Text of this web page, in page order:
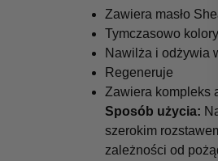
Zawiera masło
Tymczasowo
Nawilża i odżywia
Regeneruje
Zawiera kompleks
Sposób użycia:
szerokim
zależności od